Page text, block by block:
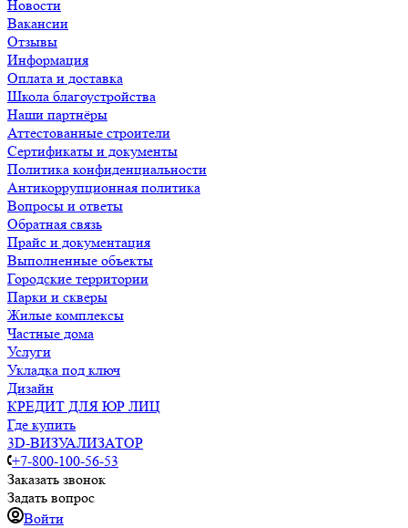
Новости
Вакансии
Отзывы
Информация
Оплата и доставка
Школа благоустройства
Наши партнёры
Аттестованные строители
Сертификаты и документы
Политика конфиденциальности
Антикоррупционная политика
Вопросы и ответы
Обратная связь
Прайс и документация
Выполненные объекты
Городские территории
Парки и скверы
Жилые комплексы
Частные дома
Услуги
Укладка под ключ
Дизайн
КРЕДИТ ДЛЯ ЮР ЛИЦ
Где купить
3D-ВИЗУАЛИЗАТОР
+7-800-100-56-53
Заказать звонок
Задать вопрос
Войти